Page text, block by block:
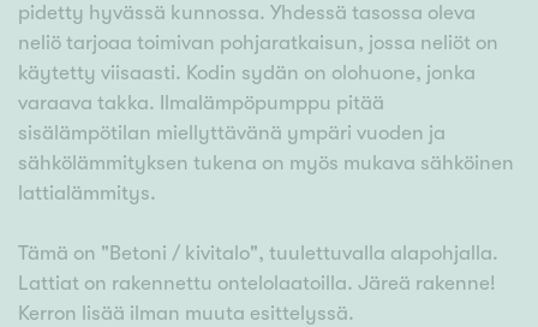
pidetty hyvässä kunnossa. Yhdessä tasossa oleva
neliö tarjoaa toimivan pohjaratkaisun, jossa neliöt on
käytetty viisaasti. Kodin sydän on olohuone, jonka
varaava takka. Ilmalämpöpumppu pitää
sisälämpötilan miellyttävänä ympäri vuoden ja
sähkölämmityksen tukena on myös mukava sähköinen
lattialämmitys.
Tämä on "Betoni / kivitalo", tuulettuvalla alapohjalla.
Lattiat on rakennettu ontelolaatoilla. Järeä rakenne!
Kerron lisää ilman muuta esittelyssä.